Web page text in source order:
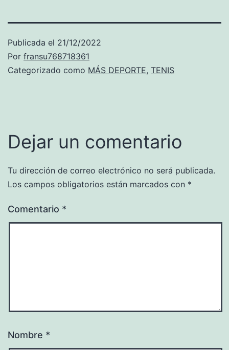
Publicada el 21/12/2022
Por fransu768718361
Categorizado como MÁS DEPORTE, TENIS
Dejar un comentario
Tu dirección de correo electrónico no será publicada.
Los campos obligatorios están marcados con *
Comentario *
Nombre *